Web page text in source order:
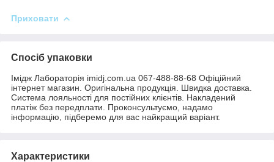
Приховати
Спосіб упаковки
Імідж Лабораторія imidj.com.ua 067-488-88-68 Офіційний
інтернет магазин. Оригінальна продукція. Швидка доставка.
Система лояльності для постійних клієнтів. Накладений
платіж без передплати. Проконсультуємо, надамо
інформацію, підберемо для вас найкращий варіант.
Характеристики